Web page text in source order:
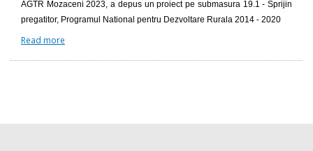
AGTR Mozaceni 2023, a depus un proiect pe submasura 19.1 - Sprijin
pregatitor, Programul National pentru Dezvoltare Rurala 2014 - 2020
Read more